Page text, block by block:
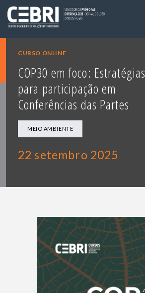
CURSO ONLINE
COP30 em foco: Estratégias
para participação em
Conferências das Partes
MEIO AMBIENTE
22 setembro 2025